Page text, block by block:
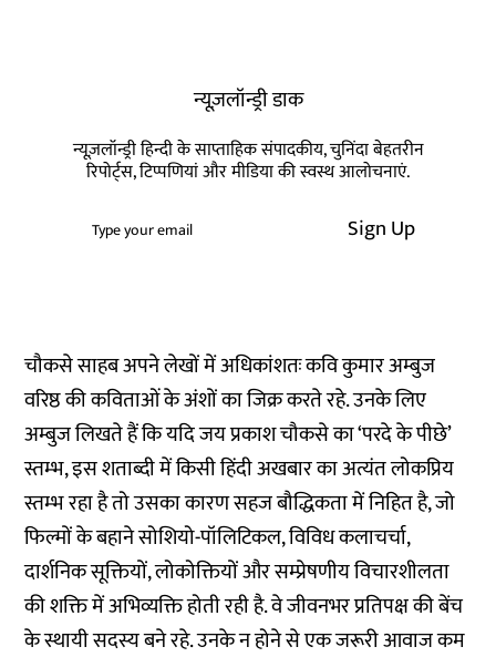
न्यूज़लॉन्ड्री डाक
न्यूज़लॉन्ड्री हिन्दी के साप्ताहिक संपादकीय, चुनिंदा बेहतरीन
रिपोर्ट्स, टिप्पणियां और मीडिया की स्वस्थ आलोचनाएं.
Sign Up
चौकसे साहब अपने लेखों में अधिकांशतः कवि कुमार अम्बुज
वरिष्ठ की कविताओं के अंशों का जिक्र करते रहे. उनके लिए
अम्बुज लिखते हैं कि यदि जय प्रकाश चौकसे का ‘परदे के पीछे’
स्तम्भ, इस शताब्दी में किसी हिंदी अखबार का अत्यंत लोकप्रिय
स्तम्भ रहा है तो उसका कारण सहज बौद्धिकता में निहित है, जो
फिल्मों के बहाने सोशियो-पॉलिटिकल, विविध कलाचर्चा,
दार्शनिक सूक्तियों, लोकोक्तियों और सम्प्रेषणीय विचारशीलता
की शक्ति में अभिव्यक्ति होती रही है. वे जीवनभर प्रतिपक्ष की बेंच
के स्थायी सदस्य बने रहे. उनके न होने से एक जरूरी आवाज कम